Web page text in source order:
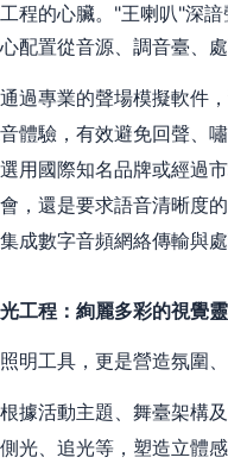
程的心臟。"王喇叭"深
配置從音源、調音臺、
過專業的聲場模擬軟件
體驗，有效避免回聲、嘯
選用國際知名品牌或經過
，還是要求語音清晰度
集成數字音頻網絡傳輸與
工程：絢麗多彩的視覺
明工具，更是營造氛圍
根據活動主題、舞臺架構
光、追光等，塑造立體感